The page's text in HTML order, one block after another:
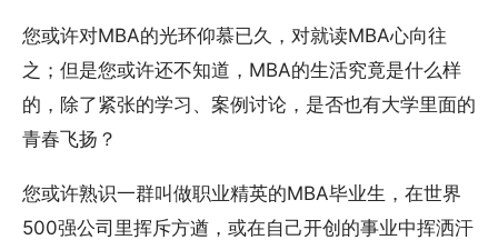
您或许对MBA的光环仰慕已久，对就读MBA心向往
之；但是您或许还不知道，MBA的生活究竟是什么样
的，除了紧张的学习、案例讨论，是否也有大学里面的
青春飞扬？
您或许熟识一群叫做职业精英的MBA毕业生，在世界
500强公司里挥斥方遒，或在自己开创的事业中挥洒汗